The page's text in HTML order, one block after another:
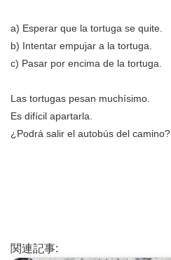
a) Esperar que la tortuga se quite.
b) Intentar empujar a la tortuga.
c) Pasar por encima de la tortuga.
Las tortugas pesan muchísimo.
Es difícil apartarla.
¿Podrá salir el autobús del camino?
関連記事: